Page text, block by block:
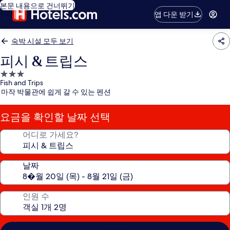
본문 내용으로 건너뛰기
앱 다운 받기
숙박 시설 모두 보기
피시 & 트립스
3.0
성
급
숙
박
시
Fish and Trips
마작 박물관에 쉽게 갈 수 있는 펜션
요금을 확인할 날짜 선택
어디로 가세요?
날짜
인원 수